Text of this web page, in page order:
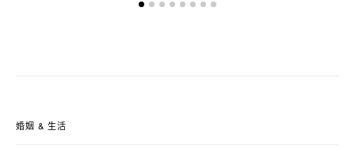
婚姻 & 生活